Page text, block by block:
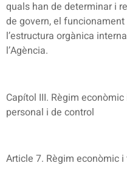
quals han de determinar i
de govern, el
l’estructura orgànica
l’Agència.
Capítol III. Règim
personal i de control
Article 7. Règim econòmic